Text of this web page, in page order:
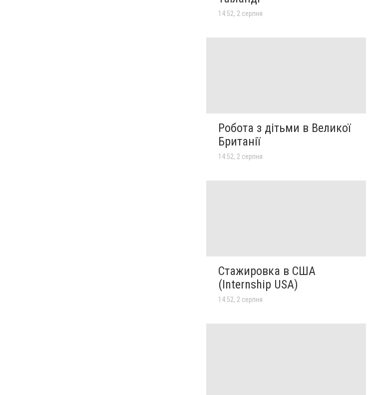
14:52, 2 серпня
Робота з дітьми в Великої
Британії
14:52, 2 серпня
Стажировка в США
(Internship USA)
14:52, 2 серпня